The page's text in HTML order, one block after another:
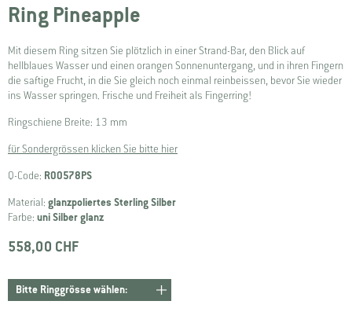
Ring Pineapple
Mit diesem Ring sitzen Sie plötzlich in einer Strand-Bar, den Blick auf
hellblaues Wasser und einen orangen Sonnenuntergang, und in ihren Fingern
die saftige Frucht, in die Sie gleich noch einmal reinbeissen, bevor Sie wieder
ins Wasser springen. Frische und Freiheit als Fingerring!
Ringschiene Breite: 13 mm
für Sondergrössen klicken Sie bitte hier
Q-Code: R00578PS
Material: glanzpoliertes Sterling Silber
Farbe: uni Silber glanz
558,00 CHF